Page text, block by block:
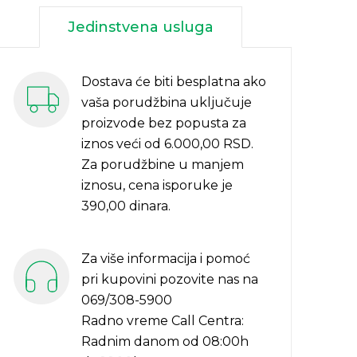
Jedinstvena usluga
Dostava će biti besplatna ako
vaša porudžbina uključuje
proizvode bez popusta za
iznos veći od 6.000,00 RSD.
Za porudžbine u manjem
iznosu, cena isporuke je
390,00 dinara.
Za više informacija i pomoć
pri kupovini pozovite nas na
069/308-5900
Radno vreme Call Centra:
Radnim danom od 08:00h